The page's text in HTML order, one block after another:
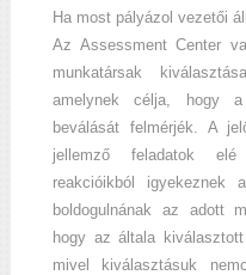
Ha most pályázol vezetői
Az Assessment Center
munkatársak
amelynek célja, hogy a
beválását felmérjék. A
jellemző feladatok
reakcióikból igyekeznek
boldogulnának az adott
hogy az általa
mivel kiválasztásuk